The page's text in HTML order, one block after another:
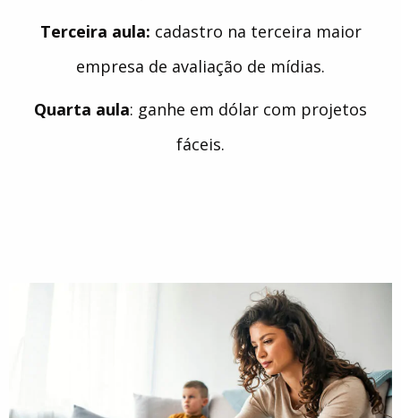
Terceira aula: cadastro na terceira maior
empresa de avaliação de mídias.
Quarta aula: ganhe em dólar com projetos
fáceis.